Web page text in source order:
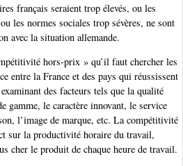
français seraient trop élevés, ou les
les normes sociales trop sévères, ne sont
avec la situation allemande.
hors-prix » qu’il faut chercher les
entre la France et des pays qui réussissent
des facteurs tels que la qualité
gamme, le caractère innovant, le service
l’image de marque, etc. La compétitivité
sur la productivité horaire du travail,
cher le produit de chaque heure de travail.